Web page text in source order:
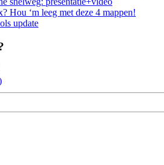
Hou ‘m leeg met deze 4 mappen!
update